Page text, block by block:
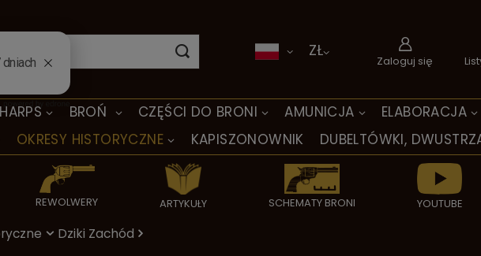
BROŃ CZĘŚCI DO BRONI AMUNICJA ELABORACJA
OKRESY HISTORYCZNE KAPISZONOWNIK DUBELTÓWKI,
REWOLWERY ARTYKUŁY SCHEMATY BRONI YOUTUBE
ZŁ
Zaloguj się
Dziki Zachód